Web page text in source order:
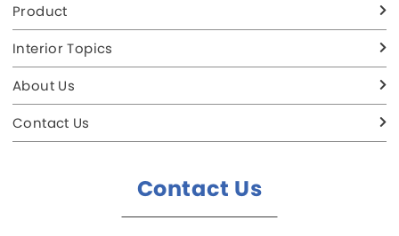
Product
Interior Topics
About Us
Contact Us
Contact Us